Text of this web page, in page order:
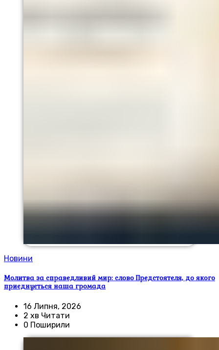
Новини
Молитва за справедливий мир: слово Предстоятеля, до якого
приєднується наша громада
16 Липня, 2026
2 хв Читати
0 Поширили